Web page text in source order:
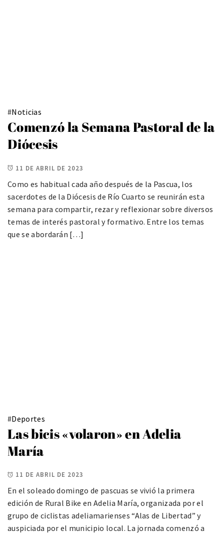
#Noticias
Comenzó la Semana Pastoral de la
Diócesis
11 DE ABRIL DE 2023
Como es habitual cada año después de la Pascua, los
sacerdotes de la Diócesis de Río Cuarto se reunirán esta
semana para compartir, rezar y reflexionar sobre diversos
temas de interés pastoral y formativo. Entre los temas
que se abordarán […]
#Deportes
Las bicis «volaron» en Adelia
María
11 DE ABRIL DE 2023
En el soleado domingo de pascuas se vivió la primera
edición de Rural Bike en Adelia María, organizada por el
grupo de ciclistas adeliamarienses “Alas de Libertad” y
auspiciada por el municipio local. La jornada comenzó a